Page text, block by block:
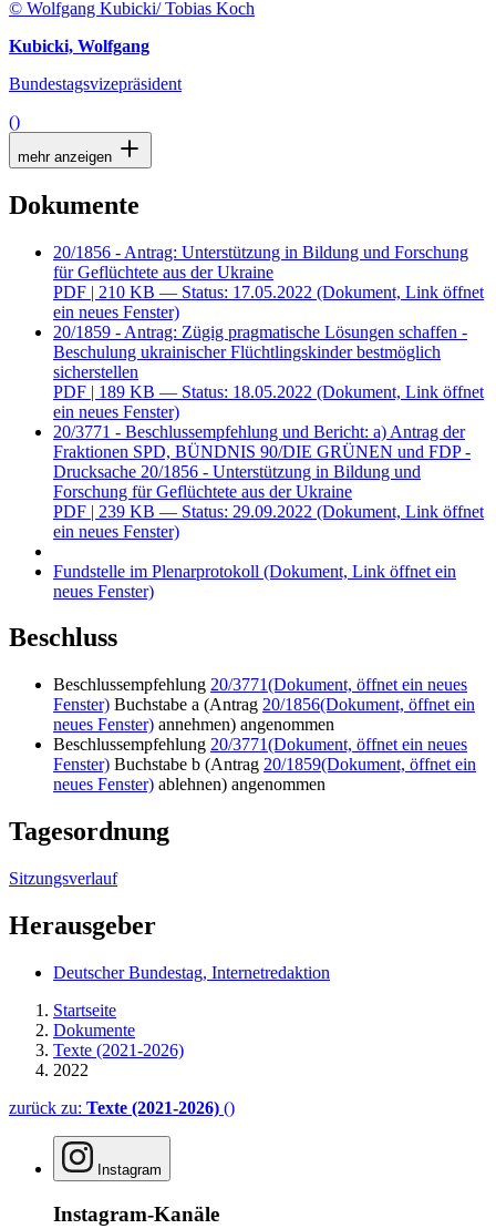
© Wolfgang Kubicki/ Tobias Koch
Kubicki, Wolfgang
Bundestagsvizepräsident
()
mehr anzeigen
Dokumente
20/1856 - Antrag: Unterstützung in Bildung und Forschung
für Geflüchtete aus der Ukraine
PDF | 210 KB — Status: 17.05.2022 (Dokument, Link öffnet
ein neues Fenster)
20/1859 - Antrag: Zügig pragmatische Lösungen schaffen -
Beschulung ukrainischer Flüchtlingskinder bestmöglich
sicherstellen
PDF | 189 KB — Status: 18.05.2022 (Dokument, Link öffnet
ein neues Fenster)
20/3771 - Beschlussempfehlung und Bericht: a) Antrag der
Fraktionen SPD, BÜNDNIS 90/DIE GRÜNEN und FDP -
Drucksache 20/1856 - Unterstützung in Bildung und
Forschung für Geflüchtete aus der Ukraine
PDF | 239 KB — Status: 29.09.2022 (Dokument, Link öffnet
ein neues Fenster)
Fundstelle im Plenarprotokoll (Dokument, Link öffnet ein
neues Fenster)
Beschluss
Beschlussempfehlung 20/3771(Dokument, öffnet ein neues
Fenster) Buchstabe a (Antrag 20/1856(Dokument, öffnet ein
neues Fenster) annehmen) angenommen
Beschlussempfehlung 20/3771(Dokument, öffnet ein neues
Fenster) Buchstabe b (Antrag 20/1859(Dokument, öffnet ein
neues Fenster) ablehnen) angenommen
Tagesordnung
Sitzungsverlauf
Herausgeber
Deutscher Bundestag, Internetredaktion
Startseite
Dokumente
Texte (2021-2026)
2022
zurück zu: Texte (2021-2026) ()
Instagram
Instagram-Kanäle